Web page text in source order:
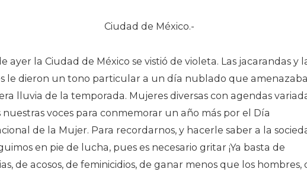
Ciudad de México.-
ayer la Ciudad de México se vistió de violeta. Las jacarandas y
le dieron un tono particular a un día nublado que
lluvia de la temporada. Mujeres diversas con agendas
nuestras voces para conmemorar un año más por el Día
de la Mujer. Para recordarnos, y hacerle saber a la
en pie de lucha, pues es necesario gritar ¡Ya basta de
de acosos, de feminicidios, de ganar menos que los hombres,